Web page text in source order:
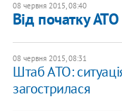
08 червня 2015, 08:40
Від початку
08 червня 2015, 08:31
Штаб АТО:
загострилася